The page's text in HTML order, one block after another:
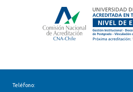
Teléfono: